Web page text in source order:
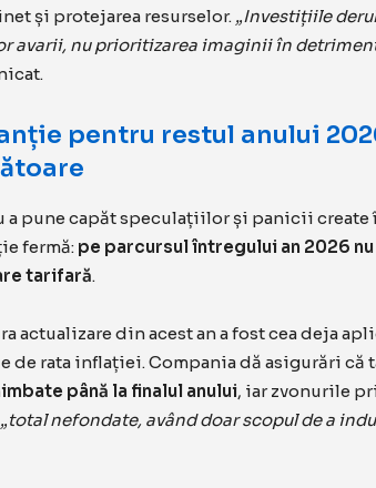
și protejarea resurselor. „Investițiile
avarii, nu prioritizarea imaginii în
pentru restul anului
a pune capăt speculațiilor și panicii create
fermă: pe parcursul întregului an 2026
tarifară.
actualizare din acest an a fost cea deja
de rata inflației. Compania dă asigurări că
până la finalul anului, iar zvonurile
„total nefondate, având doar scopul de a